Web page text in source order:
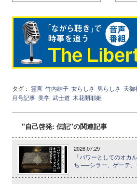
タグ： 霊言 竹内結子 女らしさ 男らしさ 天御
月号記事 美学 武士道 木花開耶姫
"自己啓発: 伝記"の関連記事
2026.07.29
「パワーとしてのオカ
ち ──シラー、ゲーテ